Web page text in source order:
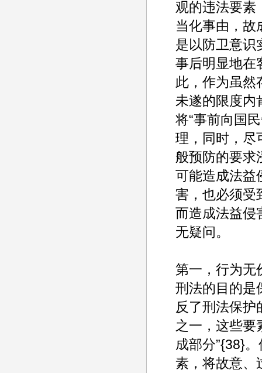
观的违法要素
当化事由，故
是以防卫意识
事后明显地在
此，作为虽然
未遂的限度内
将“事前向国
理，同时，尽
般预防的要求
可能造成法益
害，也必须受
而造成法益侵
无疑问。
第一，行为无
刑法的目的是
反了刑法保护
之一，这些要
成部分”{38}
素，将故意、